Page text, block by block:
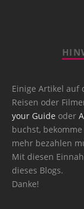
Einige Artikel auf
Reisen oder
your Guide oder
buchst,
mehr bezahlen
Mit diesen
dieses Blogs.
Danke!